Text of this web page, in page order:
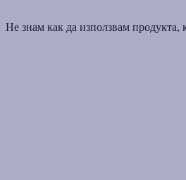
Не знам как да използвам продукта,